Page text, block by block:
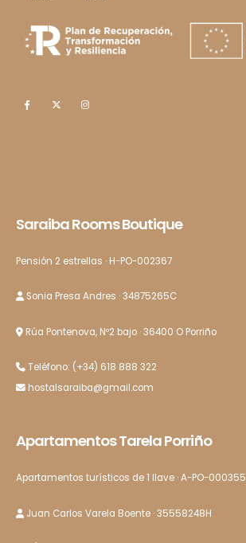
Saraiba Rooms Boutique
Pensión 2 estrellas · H-PO-002367
Sonia Presa Andres · 34875265C
Rúa Pontenova, Nº2 bajo · 36400 O Porriño
Teléfono: (+34) 618 888 322
hostalsaraiba@gmail.com
Apartamentos Tarela Porriño
Apartamentos turísticos de 1 llave · A-PO-000355
Juan Carlos Varela Boente · 35558248H